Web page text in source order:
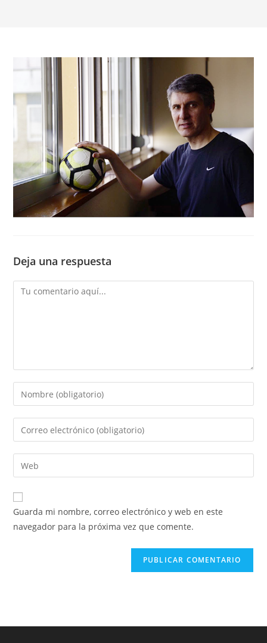
Deja una respuesta
Guarda mi nombre, correo electrónico y web en este
navegador para la próxima vez que comente.